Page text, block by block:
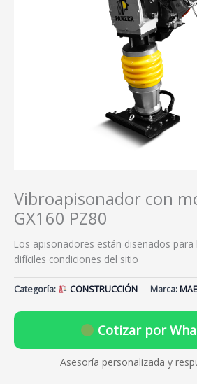
Vibroapisonador con
GX160 PZ80
Los apisonadores están diseñados para
difíciles condiciones del sitio
Categoría: CONSTRUCCIÓN Marca:
Cotizar por
Asesoría personalizada y